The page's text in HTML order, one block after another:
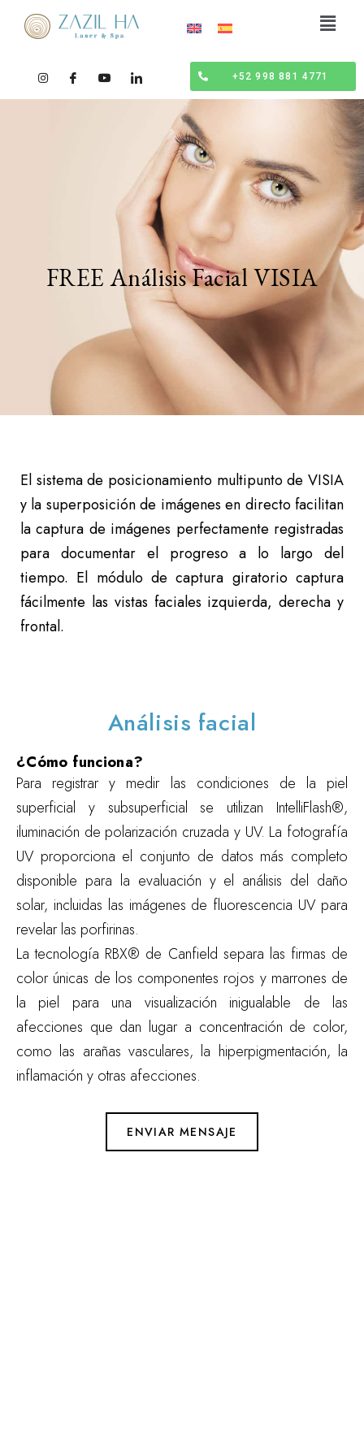
+52 998 881 4771
FREE Análisis Facial VISIA
El sistema de posicionamiento multipunto de VISIA
y la superposición de imágenes en directo facilitan
la captura de imágenes perfectamente registradas
para documentar el progreso a lo largo del
tiempo. El módulo de captura giratorio captura
fácilmente las vistas faciales izquierda, derecha y
frontal.
Análisis facial
¿Cómo funciona?
Para registrar y medir las condiciones de la piel
superficial y subsuperficial se utilizan IntelliFlash®,
iluminación de polarización cruzada y UV. La fotografía
UV proporciona el conjunto de datos más completo
disponible para la evaluación y el análisis del daño
solar, incluidas las imágenes de fluorescencia UV para
revelar las porfirinas.
La tecnología RBX® de Canfield separa las firmas de
color únicas de los componentes rojos y marrones de
la piel para una visualización inigualable de las
afecciones que dan lugar a concentración de color,
como las arañas vasculares, la hiperpigmentación, la
inflamación y otras afecciones.
ENVIAR MENSAJE